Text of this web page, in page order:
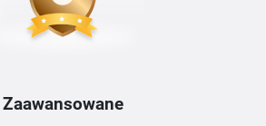
Zaawansowane